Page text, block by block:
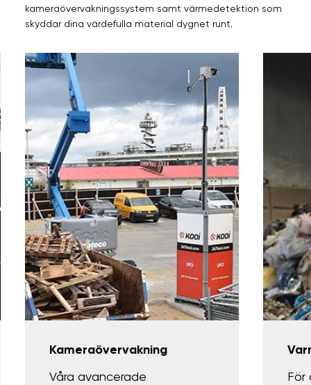
kameraövervakningssystem samt värmedetektion som
skyddar dina värdefulla material dygnet runt.
Kameraövervakning
Våra avancerade
För